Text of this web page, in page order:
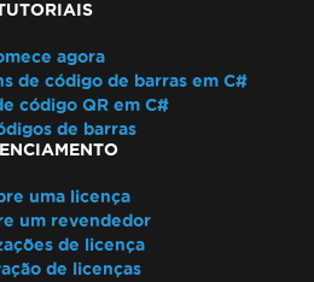
agora
de código de barras em C#
código QR em C#
de barras
uma licença
um revendedor
de licença
de licenças